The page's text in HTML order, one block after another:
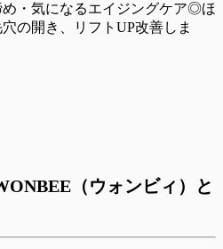
・気になるエイジングケア◎ほ
の開き、リフトUP改善しま
（ウォンビィ）と